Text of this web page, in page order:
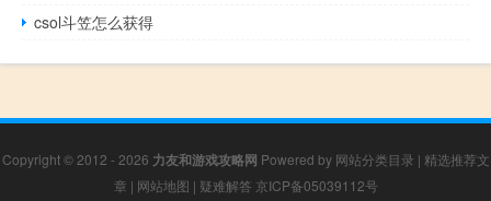
csol斗笠怎么获得
Copyright © 2012 - 2026 力友和游戏攻略网 Powered by 网站分类目录 | 精选推荐文
章 | 网站地图 | 疑难解答 京ICP备05039112号